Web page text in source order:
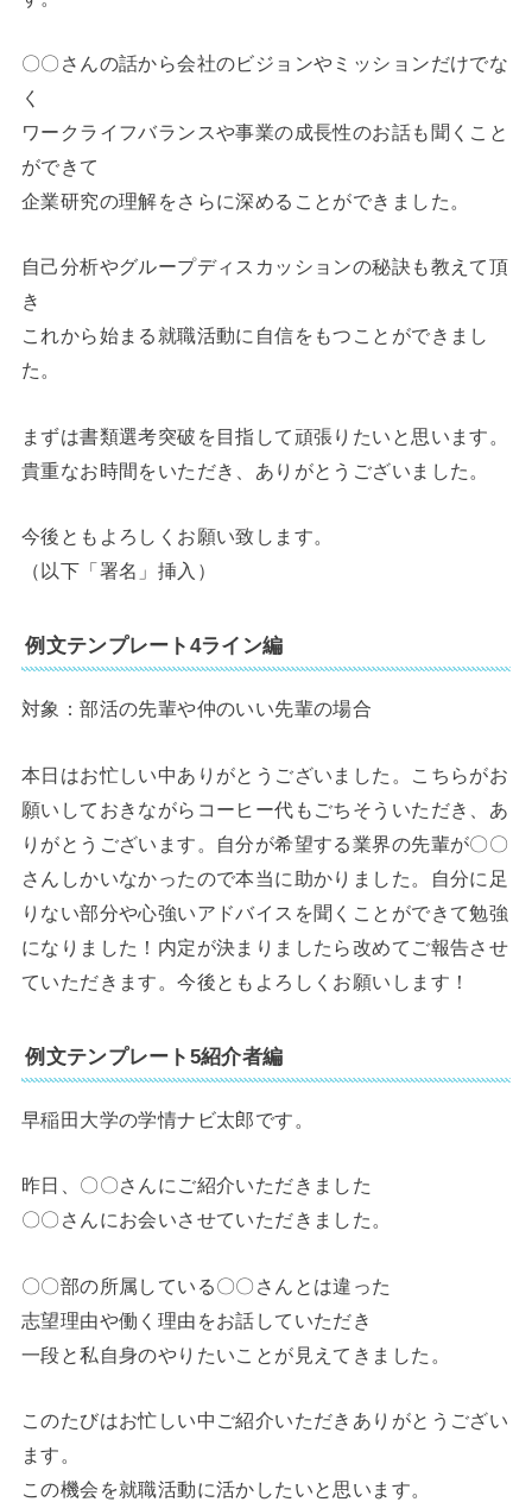
〇〇さんの話から会社のビジョンやミッションだけでな
く
ワークライフバランスや事業の成長性のお話も聞くこと
ができて
企業研究の理解をさらに深めることができました。
自己分析やグループディスカッションの秘訣も教えて頂
き
これから始まる就職活動に自信をもつことができまし
た。
まずは書類選考突破を目指して頑張りたいと思います。
貴重なお時間をいただき、ありがとうございました。
今後ともよろしくお願い致します。
（以下「署名」挿入）
例文テンプレート4ライン編
対象：部活の先輩や仲のいい先輩の場合
本日はお忙しい中ありがとうございました。こちらがお
願いしておきながらコーヒー代もごちそういただき、あ
りがとうございます。自分が希望する業界の先輩が〇〇
さんしかいなかったので本当に助かりました。自分に足
りない部分や心強いアドバイスを聞くことができて勉強
になりました！内定が決まりましたら改めてご報告させ
ていただきます。今後ともよろしくお願いします！
例文テンプレート5紹介者編
早稲田大学の学情ナビ太郎です。
昨日、〇〇さんにご紹介いただきました
〇〇さんにお会いさせていただきました。
〇〇部の所属している〇〇さんとは違った
志望理由や働く理由をお話していただき
一段と私自身のやりたいことが見えてきました。
このたびはお忙しい中ご紹介いただきありがとうござい
ます。
この機会を就職活動に活かしたいと思います。